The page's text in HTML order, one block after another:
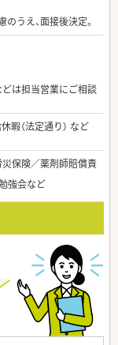
うえ、面接後決定。
どは担当営業にご相談
暇（法定通り） など
保険／薬剤師賠償責
強会など